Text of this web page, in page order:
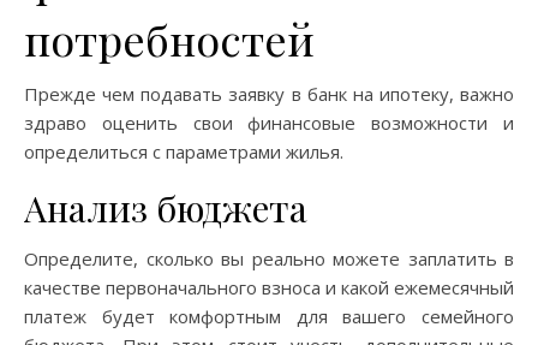
потребностей
Прежде чем подавать заявку в банк на ипотеку, важно
здраво оценить свои финансовые возможности и
определиться с параметрами жилья.
Анализ бюджета
Определите, сколько вы реально можете заплатить в
качестве первоначального взноса и какой ежемесячный
платеж будет комфортным для вашего семейного